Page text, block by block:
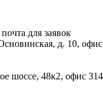
почта для заявок
д. 10,
шоссе, 48к2, офис